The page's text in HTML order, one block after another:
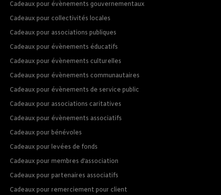
Cadeaux pour évènements gouvernementaux
Cadeaux pour collectivités locales
Cadeaux pour associations publiques
Cadeaux pour évènements éducatifs
Cadeaux pour évènements culturelles
Cadeaux pour évènements communautaires
Cadeaux pour évènements de service public
Cadeaux pour associations caritatives
Cadeaux pour évènements associatifs
Cadeaux pour bénévoles
Cadeaux pour levées de fonds
Cadeaux pour membres d’association
Cadeaux pour partenaires associatifs
Cadeaux pour remerciement pour client